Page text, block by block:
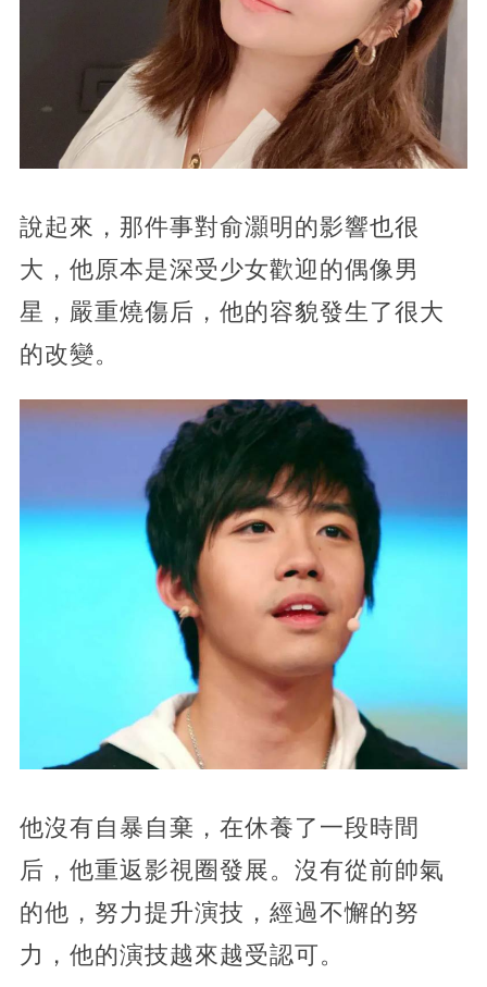
說起來，那件事對俞灝明的影響也很
大，他原本是深受少女歡迎的偶像男
星，嚴重燒傷后，他的容貌發生了很大
的改變。
他沒有自暴自棄，在休養了一段時間
后，他重返影視圈發展。沒有從前帥氣
的他，努力提升演技，經過不懈的努
力，他的演技越來越受認可。